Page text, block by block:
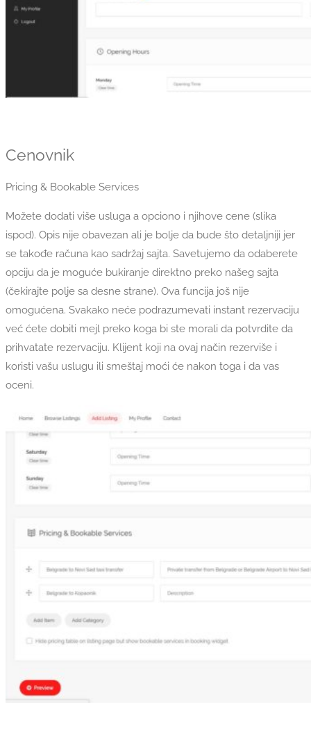
Cenovnik
Pricing & Bookable Services
Možete dodati više usluga a opciono i njihove cene (slika
ispod). Opis nije obavezan ali je bolje da bude što detaljniji jer
se takođe računa kao sadržaj sajta. Savetujemo da odaberete
opciju da je moguće bukiranje direktno preko našeg sajta
(čekirajte polje sa desne strane). Ova funcija još nije
omogućena. Svakako neće podrazumevati instant rezervaciju
već ćete dobiti mejl preko koga bi ste morali da potvrdite da
prihvatate rezervaciju. Klijent koji na ovaj način rezerviše i
koristi vašu uslugu ili smeštaj moći će nakon toga i da vas
oceni.